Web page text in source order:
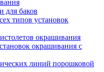
для баков
типов установок
окрашивания
окрашивания с
линий порошковой